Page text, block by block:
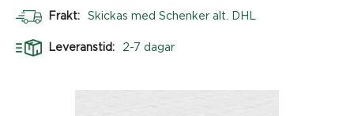
Frakt: Skickas med Schenker alt. DHL
Leveranstid: 2-7 dagar